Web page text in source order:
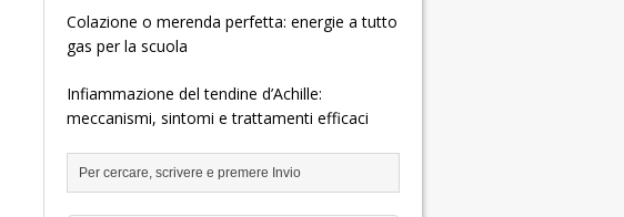
Colazione o merenda perfetta: energie a tutto
gas per la scuola
Infiammazione del tendine d’Achille:
meccanismi, sintomi e trattamenti efficaci